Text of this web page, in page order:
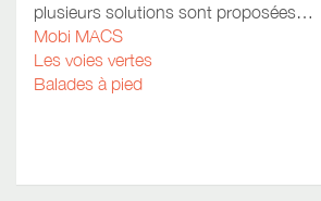
plusieurs solutions sont proposées…
Mobi MACS
Les voies vertes
Balades à pied